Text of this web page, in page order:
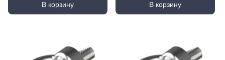
В корзину В корзину